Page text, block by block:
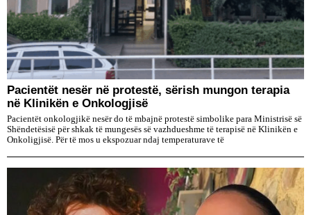
Pacientët nesër në protestë, sërish mungon terapia
në Klinikën e Onkologjisë
Pacientët onkologjikë nesër do të mbajnë protestë simbolike para Ministrisë së
Shëndetësisë për shkak të mungesës së vazhdueshme të terapisë në Klinikën e
Onkoligjisë. Për të mos u ekspozuar ndaj temperaturave të